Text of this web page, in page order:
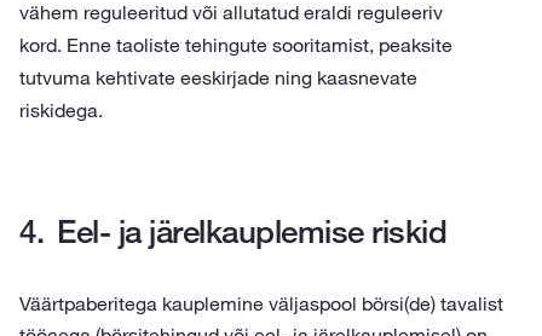
vähem reguleeritud või allutatud eraldi reguleeriv
kord. Enne taoliste tehingute sooritamist, peaksite
tutvuma kehtivate eeskirjade ning kaasnevate
riskidega.
Eel- ja järelkauplemise riskid
Väärtpaberitega kauplemine väljaspool börsi(de) tavalist